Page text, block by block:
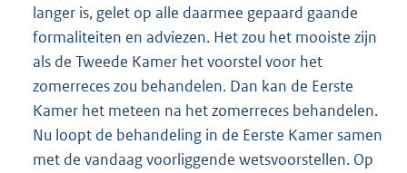
langer is, gelet op alle daarmee gepaard gaande
formaliteiten en adviezen. Het zou het mooiste zijn
als de Tweede Kamer het voorstel voor het
zomerreces zou behandelen. Dan kan de Eerste
Kamer het meteen na het zomerreces behandelen.
Nu loopt de behandeling in de Eerste Kamer samen
met de vandaag voorliggende wetsvoorstellen. Op